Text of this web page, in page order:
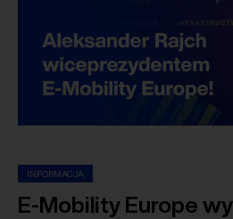
INFORMACJA
E-Mobility Europe